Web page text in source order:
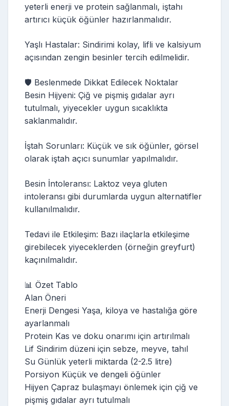
yeterli enerji ve protein sağlanmalı, iştahı
artırıcı küçük öğünler hazırlanmalıdır.
Yaşlı Hastalar: Sindirimi kolay, lifli ve kalsiyum
açısından zengin besinler tercih edilmelidir.
🛡️ Beslenmede Dikkat Edilecek Noktalar
Besin Hijyeni: Çiğ ve pişmiş gıdalar ayrı
tutulmalı, yiyecekler uygun sıcaklıkta
saklanmalıdır.
İştah Sorunları: Küçük ve sık öğünler, görsel
olarak iştah açıcı sunumlar yapılmalıdır.
Besin İntoleransı: Laktoz veya gluten
intoleransı gibi durumlarda uygun alternatifler
kullanılmalıdır.
Tedavi ile Etkileşim: Bazı ilaçlarla etkileşime
girebilecek yiyeceklerden (örneğin greyfurt)
kaçınılmalıdır.
📊 Özet Tablo
Alan Öneri
Enerji Dengesi Yaşa, kiloya ve hastalığa göre
ayarlanmalı
Protein Kas ve doku onarımı için artırılmalı
Lif Sindirim düzeni için sebze, meyve, tahıl
Su Günlük yeterli miktarda (2-2.5 litre)
Porsiyon Küçük ve dengeli öğünler
Hijyen Çapraz bulaşmayı önlemek için çiğ ve
pişmiş gıdalar ayrı tutulmalı